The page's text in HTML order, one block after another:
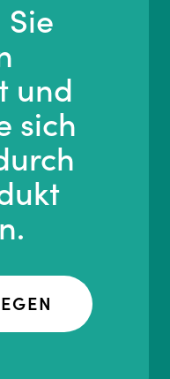
und
sich